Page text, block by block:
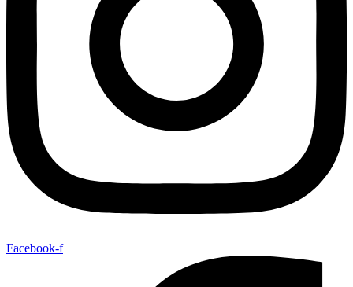
Facebook-f